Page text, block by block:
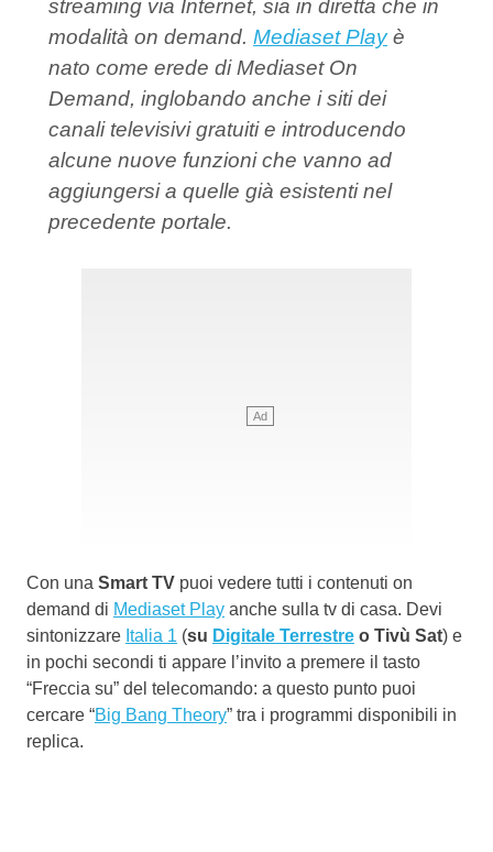
streaming via Internet, sia in diretta che in
modalità on demand. Mediaset Playè
nato come erede di Mediaset On
Demand, inglobando anche i siti dei
canali televisivi gratuiti e introducendo
alcune nuove funzioni che vanno ad
aggiungersi a quelle già esistenti nel
precedente portale.
Con una Smart TV puoi vedere tutti i contenuti on
demand di Mediaset Play anche sulla tv di casa. Devi
sintonizzare Italia 1 (su Digitale Terrestre o Tivù Sat) e
in pochi secondi ti appare l’invito a premere il tasto
“Freccia su” del telecomando: a questo punto puoi
cercare “Big Bang Theory” tra i programmi disponibili in
replica.